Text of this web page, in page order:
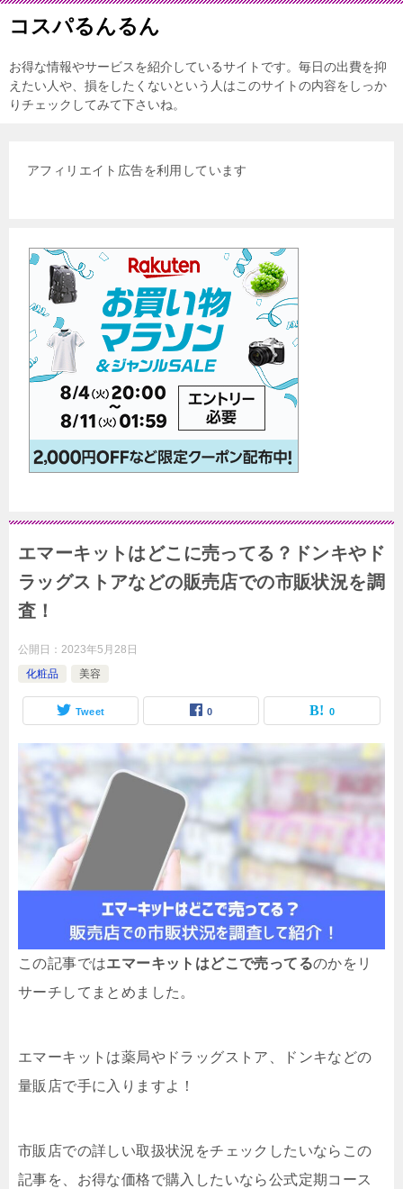
コスパるんるん
お得な情報やサービスを紹介しているサイトです。毎日の出費を抑
えたい人や、損をしたくないという人はこのサイトの内容をしっか
りチェックしてみて下さいね。
アフィリエイト広告を利用しています
エマーキットはどこに売ってる？ドンキやド
ラッグストアなどの販売店での市販状況を調
査！
公開日： 2023年5月28日
化粧品
美容
Tweet 0 0
この記事ではエマーキットはどこで売ってるのかをリ
サーチしてまとめました。
エマーキットは薬局やドラッグストア、ドンキなどの
量販店で手に入りますよ！
市販店での詳しい取扱状況をチェックしたいならこの
記事を、お得な価格で購入したいなら公式定期コース